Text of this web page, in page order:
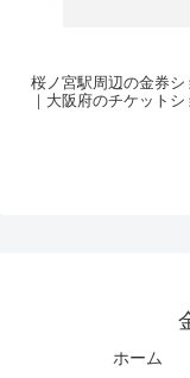
桜ノ宮駅周辺の金券
｜大阪府のチケット
ホーム